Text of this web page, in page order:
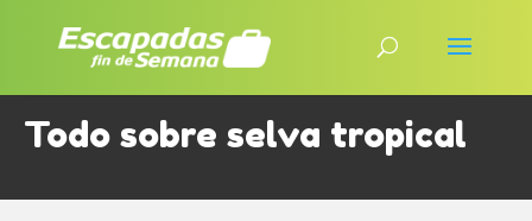
Todo sobre selva tropical